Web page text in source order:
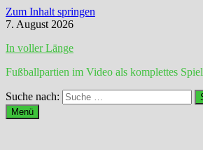
Zum Inhalt springen
7. August 2026
In voller Länge
Fußballpartien im Video als komplettes Spiel
Suche nach:
Menü